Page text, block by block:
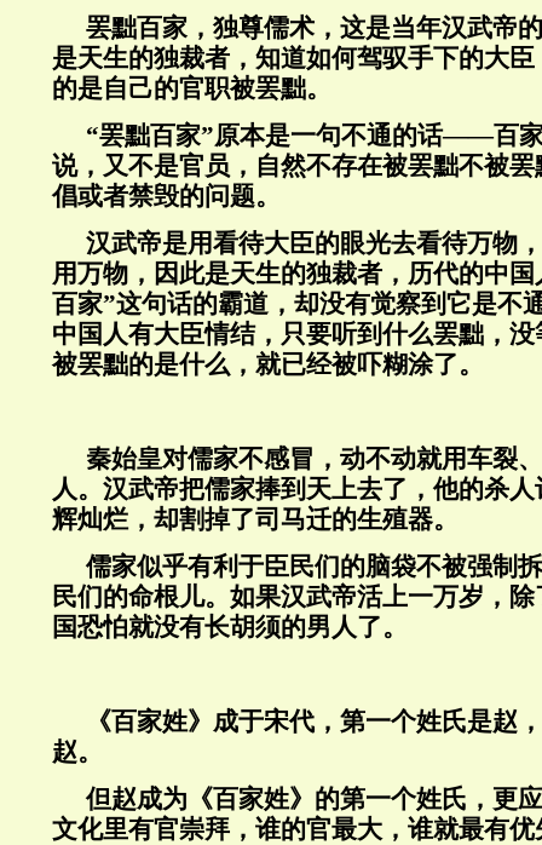
罢黜百家，独尊儒术，这是当年汉武帝
是天生的独裁者，知道如何驾驭手下的大
的是自己的官职被罢黜。
“罢黜百家”原本是一句不通的话——百
说，又不是官员，自然不存在被罢黜不被
倡或者禁毁的问题。
汉武帝是用看待大臣的眼光去看待万物
用万物，因此是天生的独裁者，历代的中
百家”这句话的霸道，却没有觉察到它是不
中国人有大臣情结，只要听到什么罢黜，
被罢黜的是什么，就已经被吓糊涂了。
秦始皇对儒家不感冒，动不动就用车裂
人。汉武帝把儒家捧到天上去了，他的杀
辉灿烂，却割掉了司马迁的生殖器。
儒家似乎有利于臣民们的脑袋不被强制
民们的命根儿。如果汉武帝活上一万岁，
国恐怕就没有长胡须的男人了。
《百家姓》成于宋代，第一个姓氏是赵
赵。
但赵成为《百家姓》的第一个姓氏，更
文化里有官崇拜，谁的官最大，谁就最有优